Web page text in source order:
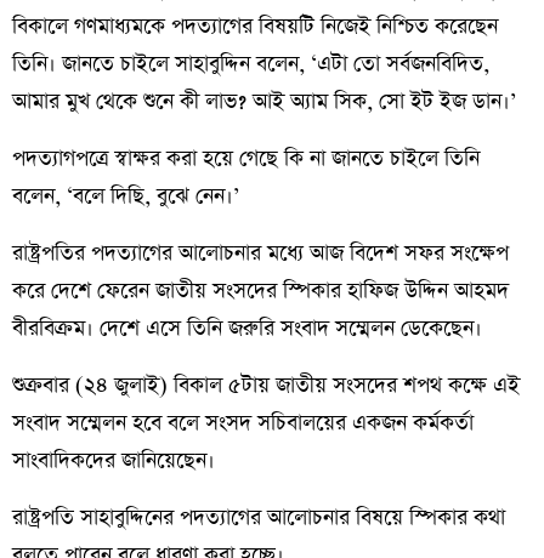
বিকালে গণমাধ্যমকে পদত্যাগের বিষয়টি নিজেই নিশ্চিত করেছেন
তিনি। জানতে চাইলে সাহাবুদ্দিন বলেন, ‘এটা তো সর্বজনবিদিত,
আমার মুখ থেকে শুনে কী লাভ? আই অ্যাম সিক, সো ইট ইজ ডান।’
পদত্যাগপত্রে স্বাক্ষর করা হয়ে গেছে কি না জানতে চাইলে তিনি
বলেন, ‘বলে দিছি, বুঝে নেন।’
রাষ্ট্রপতির পদত্যাগের আলোচনার মধ্যে আজ বিদেশ সফর সংক্ষেপ
করে দেশে ফেরেন জাতীয় সংসদের স্পিকার হাফিজ উদ্দিন আহমদ
বীরবিক্রম। দেশে এসে তিনি জরুরি সংবাদ সম্মেলন ডেকেছেন।
শুক্রবার (২৪ জুলাই) বিকাল ৫টায় জাতীয় সংসদের শপথ কক্ষে এই
সংবাদ সম্মেলন হবে বলে সংসদ সচিবালয়ের একজন কর্মকর্তা
সাংবাদিকদের জানিয়েছেন।
রাষ্ট্রপতি সাহাবুদ্দিনের পদত্যাগের আলোচনার বিষয়ে স্পিকার কথা